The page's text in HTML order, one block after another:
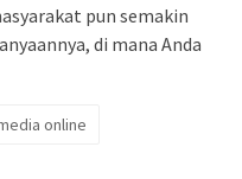
pun semakin
di mana Anda
online